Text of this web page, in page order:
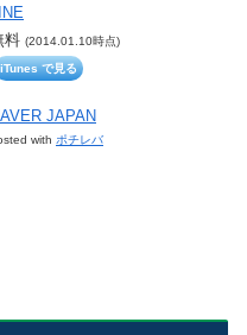
料 (2014.01.10時点)
iTunes で見る
JAPAN
with ポチレバ